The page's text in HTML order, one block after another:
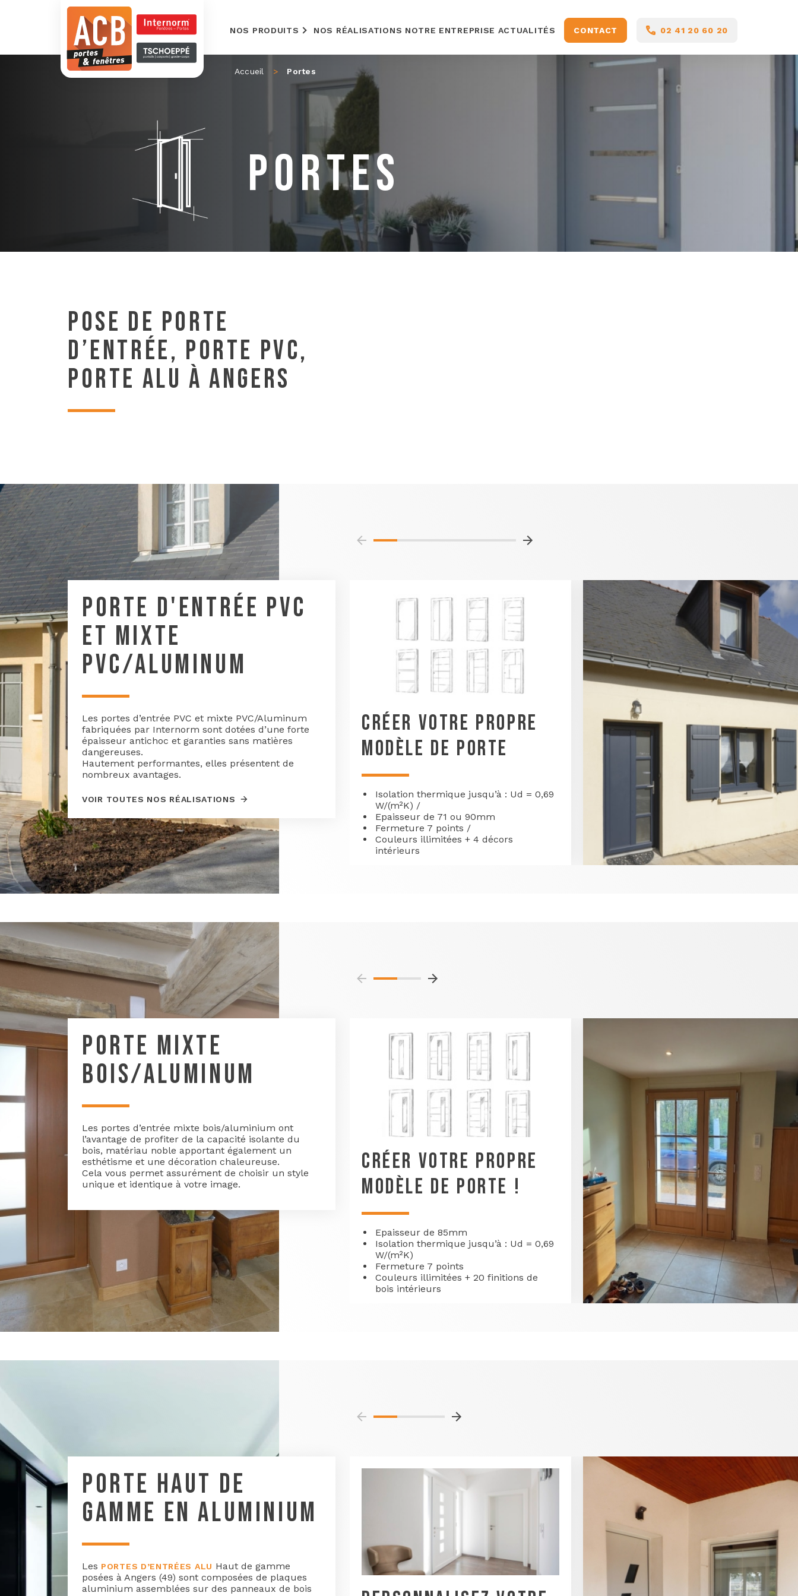
NOS PRODUITS NOS RÉALISATIONS NOTRE ENTREPRISE ACTUALITÉS CONTACT 02 41 20 60 20
Accueil > Portes
PORTES
POSE DE PORTE
D’ENTRÉE, PORTE PVC,
PORTE ALU À ANGERS
PORTE D'ENTRÉE PVC
ET MIXTE
PVC/ALUMINUM
Les portes d’entrée PVC et mixte PVC/Aluminum
fabriquées par Internorm sont dotées d’une forte
épaisseur antichoc et garanties sans matières
dangereuses.
Hautement performantes, elles présentent de
nombreux avantages.
VOIR TOUTES NOS RÉALISATIONS
CRÉER VOTRE PROPRE
MODÈLE DE PORTE
Isolation thermique jusqu’à : Ud = 0,69
W/(m²K) /
Epaisseur de 71 ou 90mm
Fermeture 7 points /
Couleurs illimitées + 4 décors
intérieurs
PORTE MIXTE
BOIS/ALUMINUM
Les portes d’entrée mixte bois/aluminium ont
l’avantage de profiter de la capacité isolante du
bois, matériau noble apportant également un
esthétisme et une décoration chaleureuse.
Cela vous permet assurément de choisir un style
unique et identique à votre image.
CRÉER VOTRE PROPRE
MODÈLE DE PORTE !
Epaisseur de 85mm
Isolation thermique jusqu’à : Ud = 0,69
W/(m²K)
Fermeture 7 points
Couleurs illimitées + 20 finitions de
bois intérieurs
PORTE HAUT DE
GAMME EN ALUMINIUM
Les PORTES D’ENTRÉES ALU Haut de gamme
posées à Angers (49) sont composées de plaques
aluminium assemblées sur des panneaux de bois